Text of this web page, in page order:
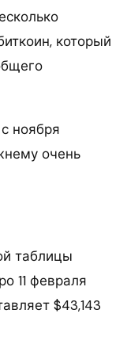
который
ноября
очень
таблицы
11 февраля
$43,143